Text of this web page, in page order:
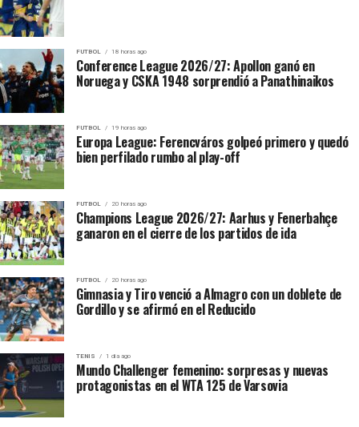
Caldas, pero la anotación
fue anulada por fuera de
lugar!#LALIGAxWIN
pic.twitter.com/QrMwRsKFBN
— Win Sports (@WinSportsTV) August 6, 2026
El árbitro determinó que Michael Barrios se encontraba
adelantado durante la construcción de la acción y anuló
el gol. América logró mantener el marcador sin tantos
antes del momento que terminaría modificando el
partido.
Jefry Zapata fue expulsado
Sobre el cierre del primer tiempo, Jefry Zapata cometió
una dura infracción sobre Luis Quiñones. Inicialmente
recibió la tarjeta amarilla, pero Jhon Ospina revisó la
acción y modificó su decisión.
FUTBOL 18 horas ago
Conference League 2026/27: Apollon ganó en
Noruega y CSKA 1948 sorprendió a Panathinaikos
FUTBOL 19 horas ago
Europa League: Ferencváros golpeó primero y quedó
bien perfilado rumbo al play-off
FUTBOL 20 horas ago
Champions League 2026/27: Aarhus y Fenerbahçe
ganaron en el cierre de los partidos de ida
FUTBOL 20 horas ago
Gimnasia y Tiro venció a Almagro con un doblete de
Gordillo y se afirmó en el Reducido
TENIS 1 día ago
Mundo Challenger femenino: sorpresas y nuevas
protagonistas en el WTA 125 de Varsovia